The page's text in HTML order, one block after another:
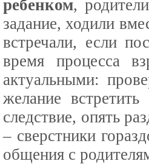
ребенком,
задание, ходили
встречали, если
время процесса
актуальными:
желание
следствие, опять
– сверстники
общения с